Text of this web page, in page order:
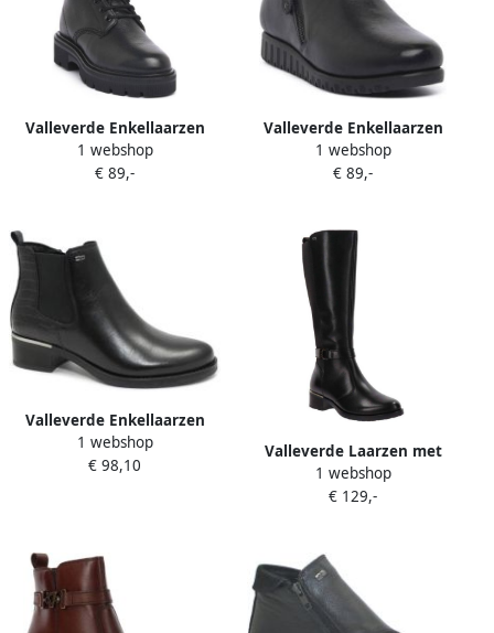
Valleverde Enkellaarzen
NERO
1 webshop
€ 89,-
Valleverde Enkellaarzen
NERO
1 webshop
€ 89,-
Valleverde Enkellaarzen
VAL-CCC-47530-NE
1 webshop
€ 98,10
Valleverde Laarzen met
hakken NERO
1 webshop
€ 129,-